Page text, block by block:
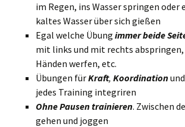
im Regen, ins Wasser springen oder
kaltes Wasser über sich gießen
Egal welche Übung immer beide
mit links und mit rechts
Händen werfen, etc.
Übungen fürKraft, Koordinationund
jedes Training integriren
Ohne Pausen trainieren. Zwischen
gehen und joggen